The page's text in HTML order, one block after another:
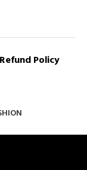
Policy